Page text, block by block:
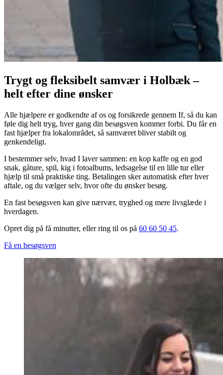
Trygt og fleksibelt samvær i Holbæk –
helt efter dine ønsker
Alle hjælpere er godkendte af os og forsikrede gennem If, så du kan
føle dig helt tryg, hver gang din besøgsven kommer forbi. Du får en
fast hjælper fra lokalområdet, så samværet bliver stabilt og
genkendeligt.
I bestemmer selv, hvad I laver sammen: en kop kaffe og en god
snak, gåture, spil, kig i fotoalbums, ledsagelse til en lille tur eller
hjælp til små praktiske ting. Betalingen sker automatisk efter hver
aftale, og du vælger selv, hvor ofte du ønsker besøg.
En fast besøgsven kan give nærvær, tryghed og mere livsglæde i
hverdagen.
Opret dig på få minutter, eller ring til os på 60 60 50 45.
Få en besøgsven